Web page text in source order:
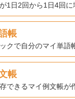
1日2回から1日4回に
帳
クで自分のマイ単語
帳
できるマイ例文帳が